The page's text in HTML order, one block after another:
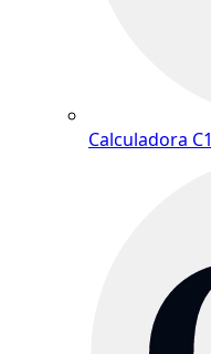
Calculadora C1